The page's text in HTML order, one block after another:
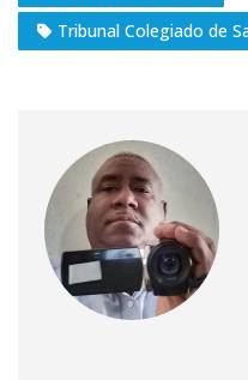
Tribunal Colegiado de